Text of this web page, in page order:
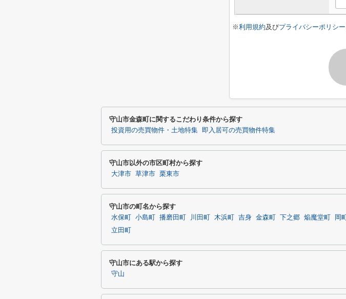
※利用規約及びプライバシーポリシー
守山市金森町に関するこだわり条件から探す
投資用の売買物件・土地特集 即入居可の売買物件特集
守山市以外の市区町村から探す
大津市 草津市 栗東市
守山市の町名から探す
水保町 小島町 播磨田町 川田町 木浜町 吉身 金森町 下之郷 焔魔堂町 岡町
立田町
守山市にある駅から探す
守山